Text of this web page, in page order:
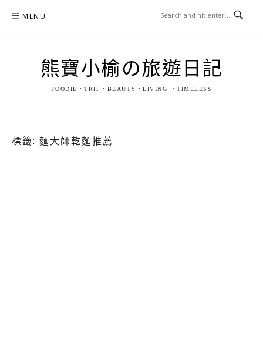
MENU
熊寶小榆の旅遊日記
FOODIE．TRIP．BEAUTY．LIVING ．TIMELESS
標籤: 麵大師乾麵推薦